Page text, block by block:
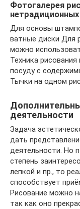
Фотогалерея
нетрадиционных
Для основы
ватные диски Для
можно
Техника
посуду с
Тычки на одном
деятельности
Задача
дать
деятельности. Но
степень
лепкой и пр., то
способствует
Рисование можно
так как оно